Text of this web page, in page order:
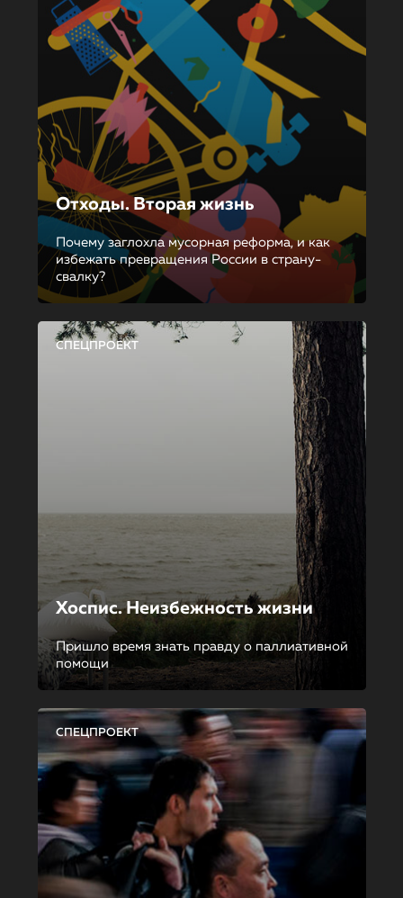
Отходы. Вторая жизнь
Почему заглохла мусорная реформа, и как
избежать превращения России в страну-
свалку?
СПЕЦПРОЕКТ
Хоспис. Неизбежность жизни
Пришло время знать правду о паллиативной
помощи
СПЕЦПРОЕКТ